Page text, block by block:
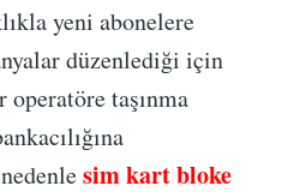
yeni abonelere
düzenlediği için
taşınma
sim kart bloke